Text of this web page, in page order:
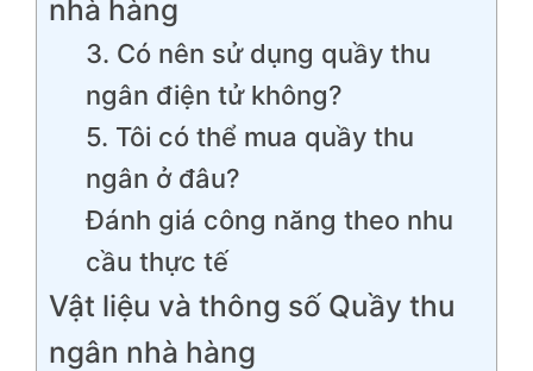
nhà hàng
3. Có nên sử dụng quầy thu
ngân điện tử không?
5. Tôi có thể mua quầy thu
ngân ở đâu?
Đánh giá công năng theo nhu
cầu thực tế
Vật liệu và thông số Quầy thu
ngân nhà hàng